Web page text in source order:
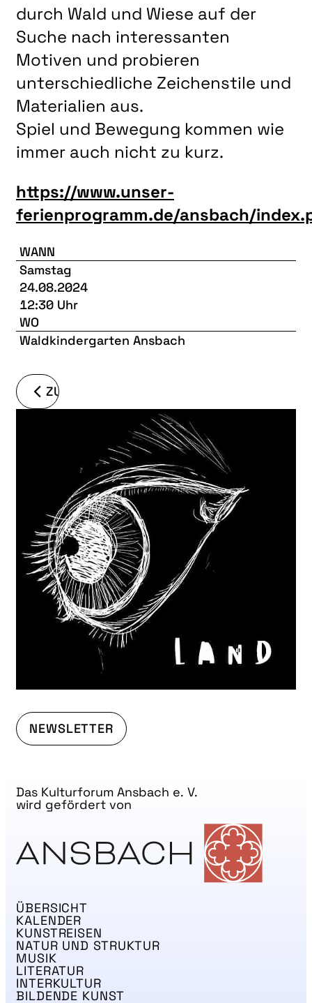
VERANSTALTUNGEN UNSERER MITGLIEDER
durch Wald und Wiese auf der
Suche nach interessanten
Motiven und probieren
unterschiedliche Zeichenstile und
Materialien aus.
Spiel und Bewegung kommen wie
immer auch nicht zu kurz.
https://www.unser-
ferienprogramm.de/ansbach/
WANN
Samstag
24.08.2024
12:30 Uhr
WO
Waldkindergarten Ansbach
ZURÜCK
NEWSLETTER
ÜBERSICHT
KALENDER
KUNSTREISEN
NATUR UND STRUKTUR
MUSIK
LITERATUR
INTERKULTUR
BILDENDE KUNST
Das Kulturforum Ansbach e. V.
wird gefördert von